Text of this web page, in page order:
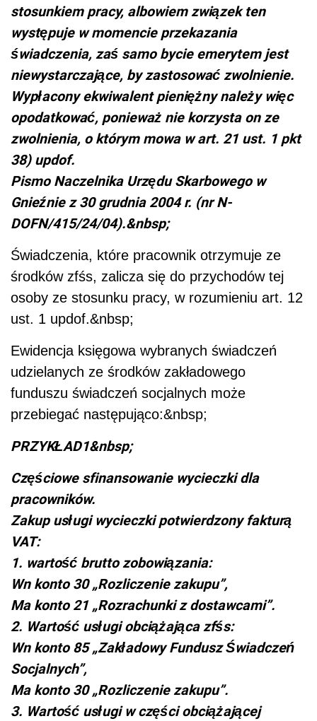
stosunkiem pracy, albowiem związek ten
występuje w momencie przekazania
świadczenia, zaś samo bycie emerytem jest
niewystarczające, by zastosować zwolnienie.
Wypłacony ekwiwalent pieniężny należy więc
opodatkować, ponieważ nie korzysta on ze
zwolnienia, o którym mowa w art. 21 ust. 1 pkt
38) updof.
Pismo Naczelnika Urzędu Skarbowego w
Gnieźnie z 30 grudnia 2004 r. (nr N-
DOFN/415/24/04).&nbsp;
Świadczenia, które pracownik otrzymuje ze
środków zfśs, zalicza się do przychodów tej
osoby ze stosunku pracy, w rozumieniu art. 12
ust. 1 updof.&nbsp;
Ewidencja księgowa wybranych świadczeń
udzielanych ze środków zakładowego
funduszu świadczeń socjalnych może
przebiegać następująco:&nbsp;
PRZYKŁAD1&nbsp;
Częściowe sfinansowanie wycieczki dla
pracowników.
Zakup usługi wycieczki potwierdzony fakturą
VAT:
1. wartość brutto zobowiązania:
Wn konto 30 „Rozliczenie zakupu”,
Ma konto 21 „Rozrachunki z dostawcami”.
2. Wartość usługi obciążająca zfśs:
Wn konto 85 „Zakładowy Fundusz Świadczeń
Socjalnych”,
Ma konto 30 „Rozliczenie zakupu”.
3. Wartość usługi w części obciążającej